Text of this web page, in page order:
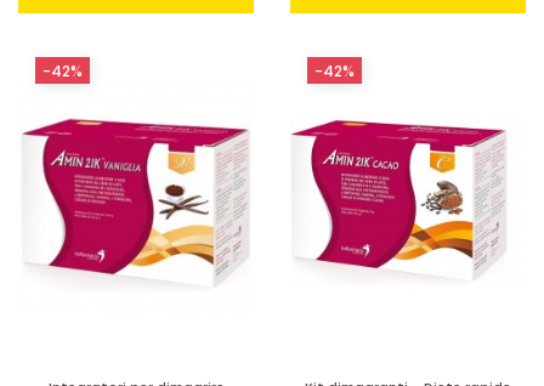
-42% -42%